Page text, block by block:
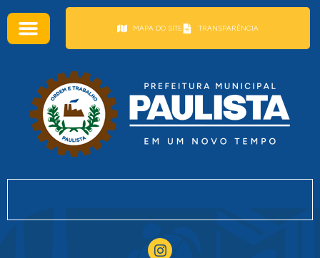
MAPA DO SITE TRANSPARÊNCIA